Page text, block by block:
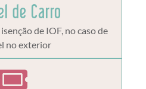
de Carro
de IOF, no caso de
no exterior